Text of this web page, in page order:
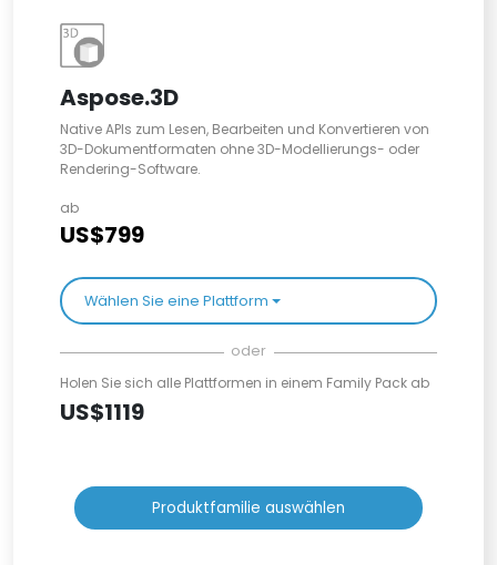
Aspose.3D
Native APIs zum Lesen, Bearbeiten und Konvertieren von
3D-Dokumentformaten ohne 3D-Modellierungs- oder
Rendering-Software.
ab
US$799
Wählen Sie eine Plattform
oder
Holen Sie sich alle Plattformen in einem Family Pack ab
US$1119
Produktfamilie auswählen